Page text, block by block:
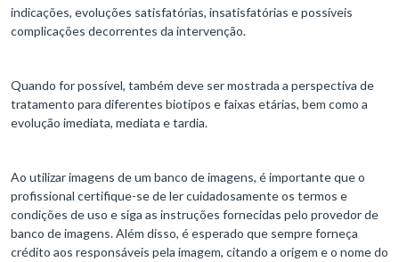
indicações, evoluções satisfatórias, insatisfatórias e possíveis
complicações decorrentes da intervenção.
Quando for possível, também deve ser mostrada a perspectiva de
tratamento para diferentes biotipos e faixas etárias, bem como a
evolução imediata, mediata e tardia.
Ao utilizar imagens de um banco de imagens, é importante que o
profissional certifique-se de ler cuidadosamente os termos e
condições de uso e siga as instruções fornecidas pelo provedor de
banco de imagens. Além disso, é esperado que sempre forneça
crédito aos responsáveis pela imagem, citando a origem e o nome do